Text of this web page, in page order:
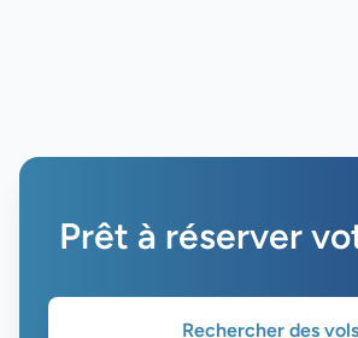
Prêt à réserver
Rechercher des vols